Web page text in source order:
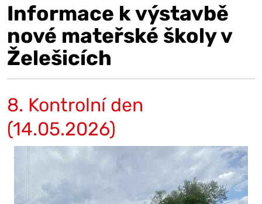
Informace k výstavbě
nové mateřské školy v
Želešicích
8. Kontrolní den
(14.05.2026)